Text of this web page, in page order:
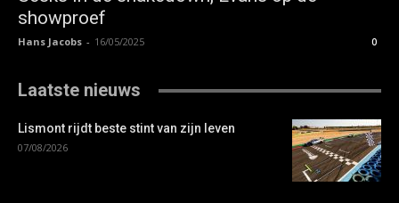
showproef
Hans Jacobs - 16/05/2025 0
Laatste nieuws
Lismont rijdt beste stint van zijn leven
07/08/2026